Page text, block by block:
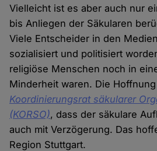
Vielleicht ist es aber auch nur
bis Anliegen der Säkularen
Viele Entscheider in den
sozialisiert und politisiert
religiöse Menschen noch in
Minderheit waren. Die
Koordinierungsrat säkularer
(KORSO), dass der säkulare
auch mit Verzögerung. Das
Region Stuttgart.